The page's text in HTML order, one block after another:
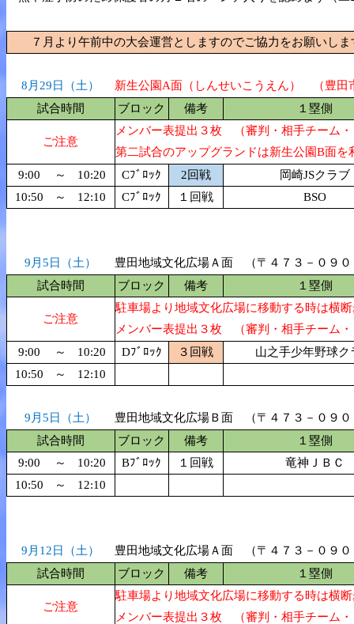
７月より午前中の大会運営としますのでご協力をお願いしま
8月29日（土）
新生公園A面（しんせいこうえん） （豊田
試合時間
ブロック 備考 １塁側
ご注意
メンバー表提出３枚 （審判・相手チーム
第二試合のアップグランドは新生公園B面を
9:00
～ 10:20 Cﾌﾞﾛｯｸ 2回戦
岡崎JSクラブ
10:50
～ 12:10 Cﾌﾞﾛｯｸ １回戦 BSO
9月5日（土）
豊田地域文化広場Ａ面 （〒４７３－０
試合時間
ブロック 備考 １塁側
ご注意
駐車場より地域文化広場に移動する時は横
メンバー表提出３枚 （審判・相手チーム
9:00
～ 10:20 Dﾌﾞﾛｯｸ ３回戦
山之手少年野球ク
10:50
～ 12:10
9月5日（土）
豊田地域文化広場Ｂ面 （〒４７３－０
試合時間
ブロック 備考
１塁側
9:00
～ 10:20 Bﾌﾞﾛｯｸ １回戦
竜神ＪＢＣ
10:50
～ 12:10
9月12日（土）
豊田地域文化広場Ａ面 （〒４７３－０
試合時間
ブロック 備考 １塁側
ご注意
駐車場より地域文化広場に移動する時は横
メンバー表提出３枚 （審判・相手チーム